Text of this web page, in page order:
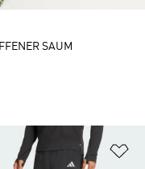
hinzufügen
SAUM